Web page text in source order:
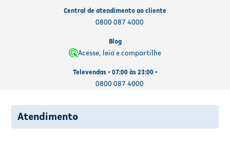
Central de atendimento ao cliente
0800 087 4000
Blog
Acesse, leia e compartilhe
Televendas • 07:00 às 23:00 •
0800 087 4000
Atendimento